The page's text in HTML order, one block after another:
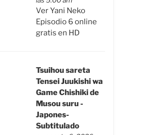
Ver Yani Neko
Episodio 6 online
gratis en HD
Tsuihou sareta
Tensei Juukishi wa
Game Chishiki de
Musou suru -
Japones-
Subtitulado